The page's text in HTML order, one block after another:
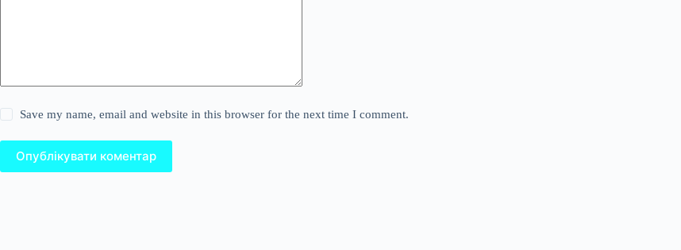
Save my name, email and website in this browser for the next time I comment.
Опублікувати коментар